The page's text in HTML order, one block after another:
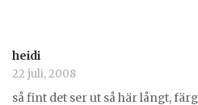
heidi
22 juli, 2008
så fint det ser ut så här långt,